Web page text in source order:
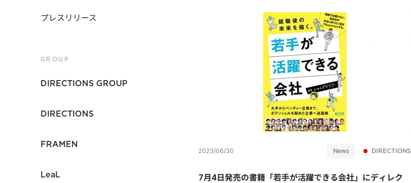
2023/06/30 News DIRECTIONS
7月4日発売の書籍「若手が活躍できる会社」にディレク
プレスリリース
GROUP
DIRECTIONS GROUP
DIRECTIONS
FRAMEN
LeaL